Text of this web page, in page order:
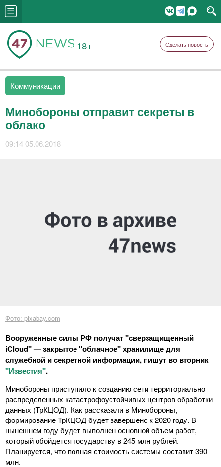
18+ Сделать новость
Коммуникации
Минобороны отправит секреты в
облако
09:14 05.06.2018
Фото: pixabay.com
Вооруженные силы РФ получат "сверзащищенный
iCloud" — закрытое "облачное" хранилище для
служебной и секретной информации, пишут во вторник
"Известия".
Минобороны приступило к созданию сети территориально
распределенных катастрофоустойчивых центров обработки
данных (ТрКЦОД). Как рассказали в Минобороны,
формирование ТрКЦОД будет завершено к 2020 году. В
нынешнем году будет выполнен основной объем работ,
который обойдется государству в 245 млн рублей.
Планируется, что полная стоимость системы составит 390
млн.